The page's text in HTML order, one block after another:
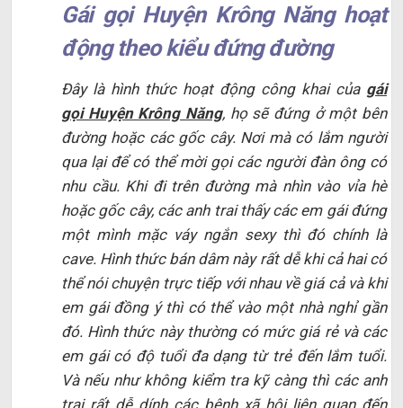
Gái gọi Huyện Krông Năng hoạt
động theo kiểu đứng đường
Đây là hình thức hoạt động công khai của gái
gọi Huyện Krông Năng, họ sẽ đứng ở một bên
đường hoặc các gốc cây. Nơi mà có lắm người
qua lại để có thể mời gọi các người đàn ông có
nhu cầu. Khi đi trên đường mà nhìn vào vỉa hè
hoặc gốc cây, các anh trai thấy các em gái đứng
một mình mặc váy ngắn sexy thì đó chính là
cave. Hình thức bán dâm này rất dễ khi cả hai có
thể nói chuyện trực tiếp với nhau về giá cả và khi
em gái đồng ý thì có thể vào một nhà nghỉ gần
đó. Hình thức này thường có mức giá rẻ và các
em gái có độ tuổi đa dạng từ trẻ đến lắm tuổi.
Và nếu như không kiểm tra kỹ càng thì các anh
trai rất dễ dính các bệnh xã hội liên quan đến